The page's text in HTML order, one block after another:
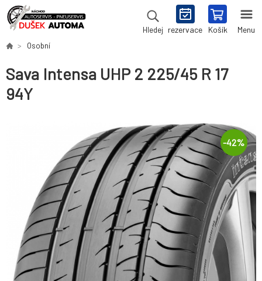
Hledej rezervace Košík Menu
Osobní
Sava Intensa UHP 2 225/45 R 17
94Y
-42%